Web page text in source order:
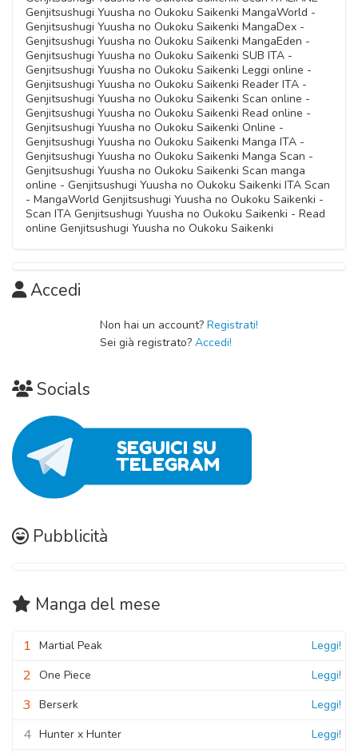
Capitolo 09
30 Gennaio 2021
Capitolo 08
10 Dicembre 2020
Capitolo 07
13 Novembre 2020
03 Novembre 2020
Capitolo 04
03 Novembre 2020
Capitolo 03
03 Novembre 2020
Capitolo 02
03 Novembre 2020
Capitolo 01
Genjitsushugi Yuusha no Oukoku Saikenki MangaWorld -
Genjitsushugi Yuusha no Oukoku Saikenki MangaDex -
Genjitsushugi Yuusha no Oukoku Saikenki MangaEden -
Genjitsushugi Yuusha no Oukoku Saikenki SUB ITA -
Genjitsushugi Yuusha no Oukoku Saikenki Leggi online -
Genjitsushugi Yuusha no Oukoku Saikenki Reader ITA -
Genjitsushugi Yuusha no Oukoku Saikenki Scan online -
Genjitsushugi Yuusha no Oukoku Saikenki Read online -
Genjitsushugi Yuusha no Oukoku Saikenki Online -
Genjitsushugi Yuusha no Oukoku Saikenki Manga ITA -
Genjitsushugi Yuusha no Oukoku Saikenki Manga Scan -
Genjitsushugi Yuusha no Oukoku Saikenki Scan manga
online - Genjitsushugi Yuusha no Oukoku Saikenki ITA Scan
- MangaWorld Genjitsushugi Yuusha no Oukoku Saikenki -
Scan ITA Genjitsushugi Yuusha no Oukoku Saikenki - Read
online Genjitsushugi Yuusha no Oukoku Saikenki
Accedi
Non hai un account? Registrati!
Sei già registrato? Accedi!
Socials
Pubblicità
Manga del mese
1 Martial Peak Leggi!
2 One Piece Leggi!
3 Berserk Leggi!
4 Hunter x Hunter Leggi!